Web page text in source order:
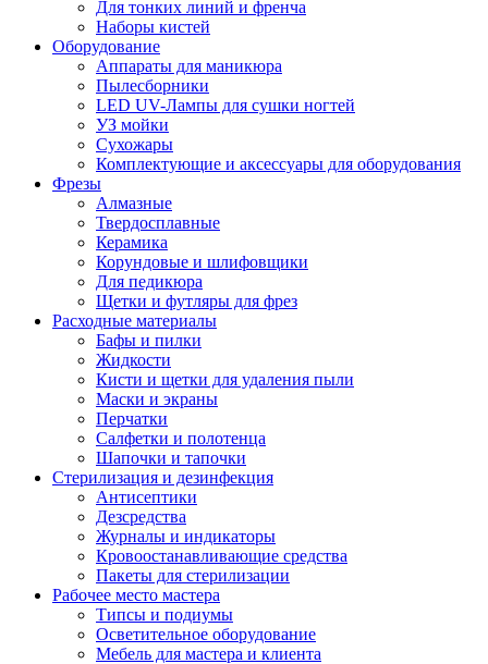
Для тонких линий и френча
Наборы кистей
Оборудование
Аппараты для маникюра
Пылесборники
LED UV-Лампы для сушки ногтей
УЗ мойки
Сухожары
Комплектующие и аксессуары для оборудования
Фрезы
Алмазные
Твердосплавные
Керамика
Корундовые и шлифовщики
Для педикюра
Щетки и футляры для фрез
Расходные материалы
Бафы и пилки
Жидкости
Кисти и щетки для удаления пыли
Маски и экраны
Перчатки
Салфетки и полотенца
Шапочки и тапочки
Стерилизация и дезинфекция
Антисептики
Дезсредства
Журналы и индикаторы
Кровоостанавливающие средства
Пакеты для стерилизации
Рабочее место мастера
Типсы и подиумы
Осветительное оборудование
Мебель для мастера и клиента